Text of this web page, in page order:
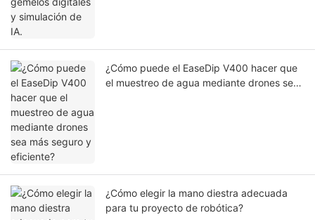
¿Cómo puede el EaseDip V400 hacer que
el muestreo de agua mediante drones sea
¿Cómo elegir la mano diestra adecuada
para tu proyecto de robótica?